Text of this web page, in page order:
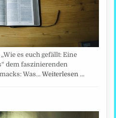
es euch gefällt: Eine
dem faszinierenden
Was…Weiterlesen …